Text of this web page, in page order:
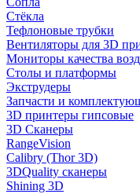
Cтёкла
Тефлоновые трубки
Вентиляторы для 3D
Мониторы качества
Столы и платформы
Экструдеры
Запчасти и
3D принтеры гипсовые
3D Сканеры
RangeVision
Calibry (Thor 3D)
3DQuality сканеры
Shining 3D